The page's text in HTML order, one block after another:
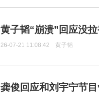
黄子韬“崩溃”回应没
26-07-21 11:08:42 黄子韬
龚俊回应和刘宇宁节